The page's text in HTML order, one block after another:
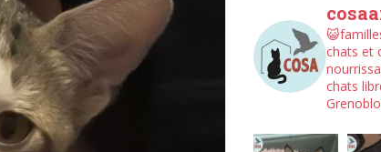
chats et
chats